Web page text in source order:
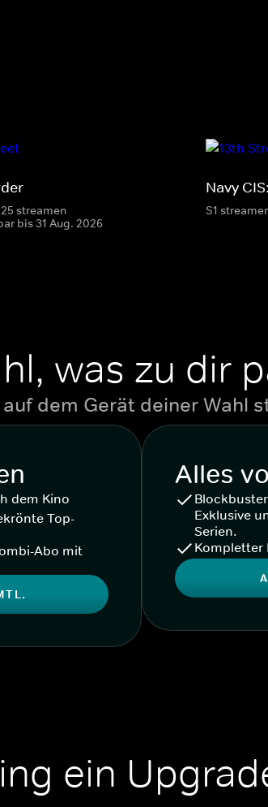
streamen
bis 31 Aug. 2026
Navy
S1
was zu dir
dem Gerät deiner Wahl
dem Kino
Top-
Abo mit
Alles
Exklusive
Serien.
Kompletter
ein